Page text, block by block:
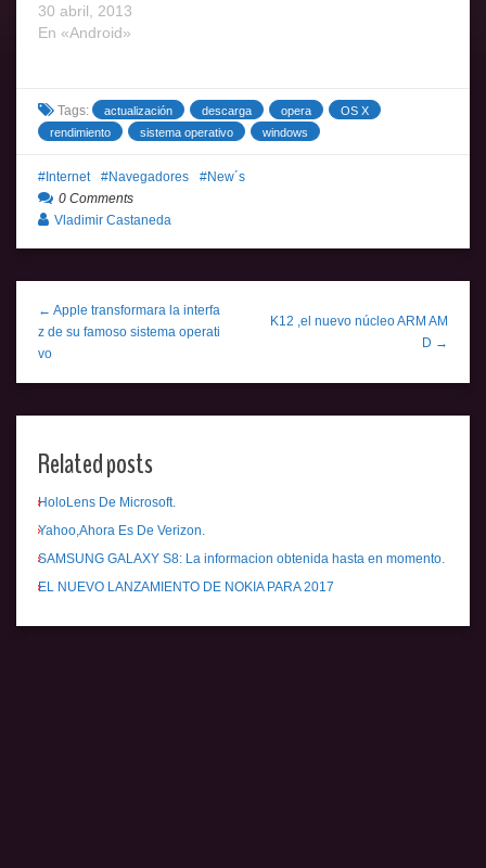
30 abril, 2013
En «Android»
Tags: actualización descarga opera
OS X
rendimiento
sistema operativo windows
Internet Navegadores
New´s
0 Comments
Vladimir Castaneda
← Apple transformara la interfa
z de su famoso sistema operati
vo
K12 ,el nuevo núcleo ARM AM
D →
Related posts
HoloLens De Microsoft.
Yahoo,Ahora Es De Verizon.
SAMSUNG GALAXY S8: La informacion obtenida hasta en momento.
EL NUEVO LANZAMIENTO DE NOKIA PARA 2017